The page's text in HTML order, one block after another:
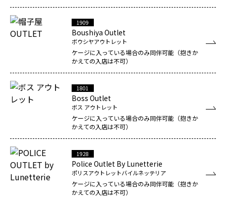
1909
Boushiya Outlet
ボウシヤアウトレット
ケージに入っている場合のみ同伴可能（抱きか
かえての入店は不可）
1801
Boss Outlet
ボス アウトレット
ケージに入っている場合のみ同伴可能（抱きか
かえての入店は不可）
1928
Police Outlet By Lunetterie
ポリスアウトレットバイルネッテリア
ケージに入っている場合のみ同伴可能（抱きか
かえての入店は不可）